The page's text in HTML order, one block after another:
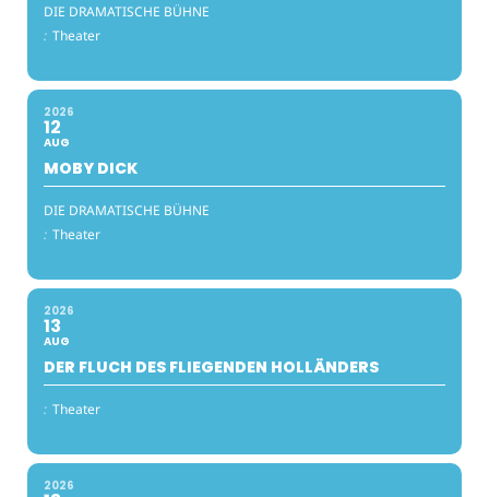
DIE DRAMATISCHE BÜHNE
: Theater
2026
12
AUG
MOBY DICK
DIE DRAMATISCHE BÜHNE
: Theater
2026
13
AUG
DER FLUCH DES FLIEGENDEN HOLLÄNDERS
: Theater
2026